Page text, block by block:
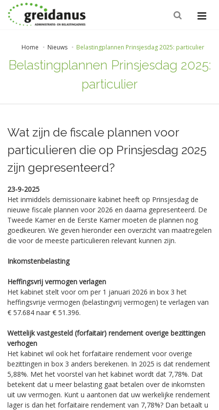
Home Nieuws Belastingplannen Prinsjesdag 2025: particulier
Belastingplannen Prinsjesdag 2025:
particulier
Wat zijn de fiscale plannen voor
particulieren die op Prinsjesdag 2025
zijn gepresenteerd?
23-9-2025
Het inmiddels demissionaire kabinet heeft op Prinsjesdag de
nieuwe fiscale plannen voor 2026 en daarna gepresenteerd. De
Tweede Kamer en de Eerste Kamer moeten de plannen nog
goedkeuren. We geven hieronder een overzicht van maatregelen
die voor de meeste particulieren relevant kunnen zijn.
Inkomstenbelasting
Heffingsvrij vermogen verlagen
Het kabinet stelt voor om per 1 januari 2026 in box 3 het
heffingsvrije vermogen (belastingvrij vermogen) te verlagen van
€ 57.684 naar € 51.396.
Wettelijk vastgesteld (forfaitair) rendement overige bezittingen
verhogen
Het kabinet wil ook het forfaitaire rendement voor overige
bezittingen in box 3 anders berekenen. In 2025 is dat rendement
5,88%. Met het voorstel van het kabinet wordt dat 7,78%. Dat
betekent dat u meer belasting gaat betalen over de inkomsten
uit uw vermogen. Kunt u aantonen dat uw werkelijke rendement
lager is dan het forfaitaire rendement van 7,78%? Dan betaalt u